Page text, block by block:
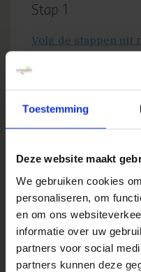
Toestemming
Deze website maakt
We gebruiken cookies
personaliseren, om
en om ons
informatie over uw
partners voor social
partners kunnen deze
Stap 1
Volg de stappen
de User Defined
startwaarde uit
werd). (dit is een
positie van de
Stap 2
Kijk op basis van
sitelinks getoond
(voor Zoek